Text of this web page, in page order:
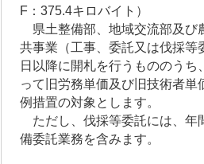
F：375.4キロバイト）
県土整備部、地域交流部及び
共事業（工事、委託又は伐採等
日以降に開札を行うもののうち
って旧労務単価及び旧技術者単
例措置の対象とします。
ただし、伐採等委託には、年
備委託業務を含みます。